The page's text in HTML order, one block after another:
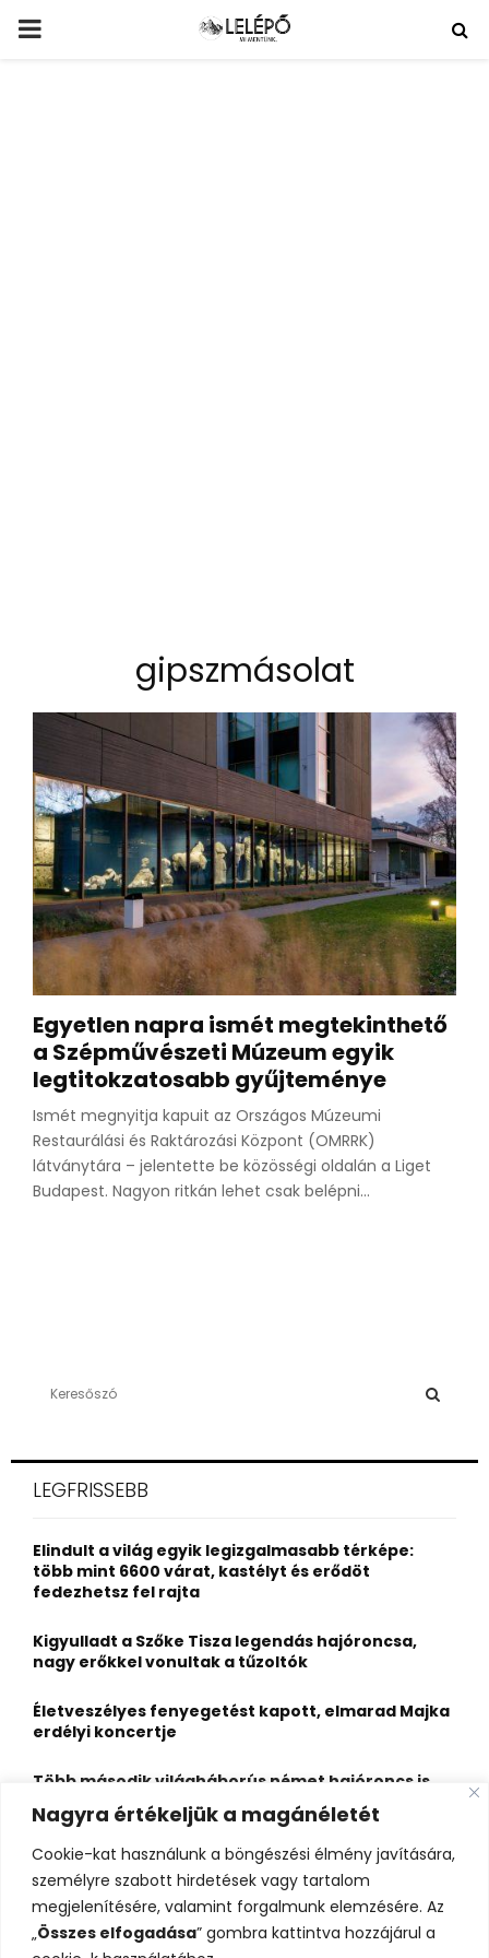
Nagyra értékeljük a magánéletét
Cookie-kat használunk a böngészési élmény javítására,
személyre szabott hirdetések vagy tartalom
megjelenítésére, valamint forgalmunk elemzésére. Az
„Összes elfogadása” gombra kattintva hozzájárul a
PRIMARY
gipszmásolat
Egyetlen napra ismét megtekinthető
a Szépművészeti Múzeum egyik
legtitokzatosabb gyűjteménye
Ismét megnyitja kapuit az Országos Múzeumi
Restaurálási és Raktározási Központ (OMRRK)
látványtára – jelentette be közösségi oldalán a Liget
Budapest. Nagyon ritkán lehet csak belépni...
h
o
r
:
LEGFRISSEBB
Elindult a világ egyik legizgalmasabb térképe:
több mint 6600 várat, kastélyt és erődöt
fedezhetsz fel rajta
Kigyulladt a Szőke Tisza legendás hajóroncsa,
nagy erőkkel vonultak a tűzoltók
Életveszélyes fenyegetést kapott, elmarad Majka
erdélyi koncertje
Több második világháborús német hajóroncs is
láthatóvá vált a Dunán
Hősként ünnepli az egész ország Nagy Árpádot, aki
munkaközben állt meg, hogy megitasson egy
szomjazó gólyát – videóval